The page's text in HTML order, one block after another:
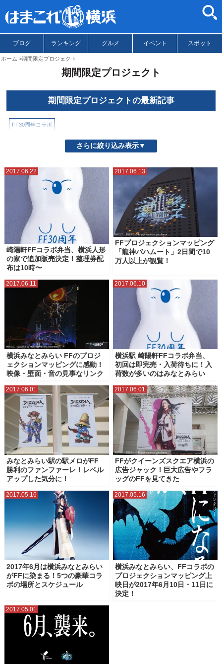
ブログ ランキング グルメ イベント スポット
ホーム 期間限定プロジェクト
期間限定プロジェクト
期間限定プロジェクトの最新記事
FF30周年コラボ
さらに絞り込み表示▼
2017.06.22
崎陽軒FFコラボ弁当、横浜人形
の家で追加販売決定！整理券配
布は10時〜
2017.06.13
FFプロジェクションマッピング
「龍神バハムート」2日間で10
万人以上が観覧！
2017.06.11
横浜みなとみらい FFのプロジ
ェクションマッピングに感動！
映像・壁面・音の見事なリンク
2017.06.10
横浜駅 崎陽軒FFコラボ弁当、
初回は即完売・入荷待ちに！入
荷数が多いのはみなとみらい
2017.06.01
みなとみらい駅の駅メロがFF
勝利のファンファーレ！レベル
アップした気分に！
2017.06.01
FFがクイーンズスクエア横浜の
広告ジャック！巨大広告やフラ
ッグのFFを見てきた
2017.05.16
2017年6月は横浜みなとみらい
がFFに染まる！5つの豪華コラ
ボの場所とスケジュール
2017.05.16
横浜みなとみらい、FFコラボの
プロジェクションマッピング上
映日が2017年6月10日・11日に
決定！
2017.05.01